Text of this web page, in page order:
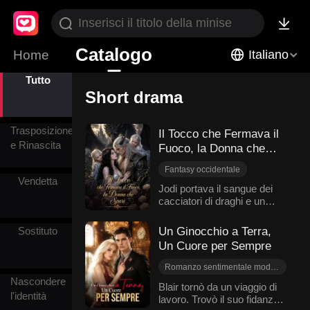
Home Catalogo Italiano
Tutto
Trasposizione
e Rinascita
Vendetta
Sostituto
Nascondere
l'identità
Short drama
Il Tocco che Fermava il
Fuoco, la Donna che
Sparì
Fantasy occidentale
Ritorno
Avventura di una notte
Amore difficile da conquistare
Jodi portava il sangue dei
cacciatori di draghi e un
brutta. Il suo fidanzato Paul
la lasciò per quello. Poi
incontrò Nick, il Signore del
Regno Ardente, condannato
secolo. Il suo tocco era
l'unica cosa che poteva
Un Ginocchio a Terra,
Un Cuore per Sempre
Romanzo sentimentale moderno
Miliardari
Vendetta
Segretario
Blair tornò da un viaggio di
lavoro. Trovò il suo fidanzato